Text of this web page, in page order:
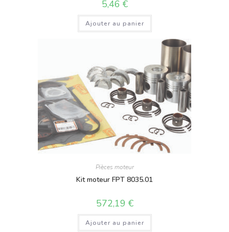
5,46 €
Ajouter au panier
Pièces moteur
Kit moteur FPT 8035.01
572,19 €
Ajouter au panier